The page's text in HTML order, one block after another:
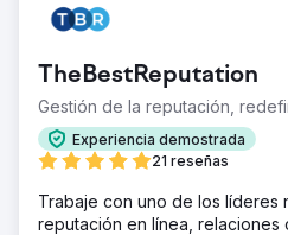
TheBestReputation
Gestión de la reputación,
Experiencia demostrada
21 reseñas
Trabaje con uno de los líderes
reputación en línea, relaciones